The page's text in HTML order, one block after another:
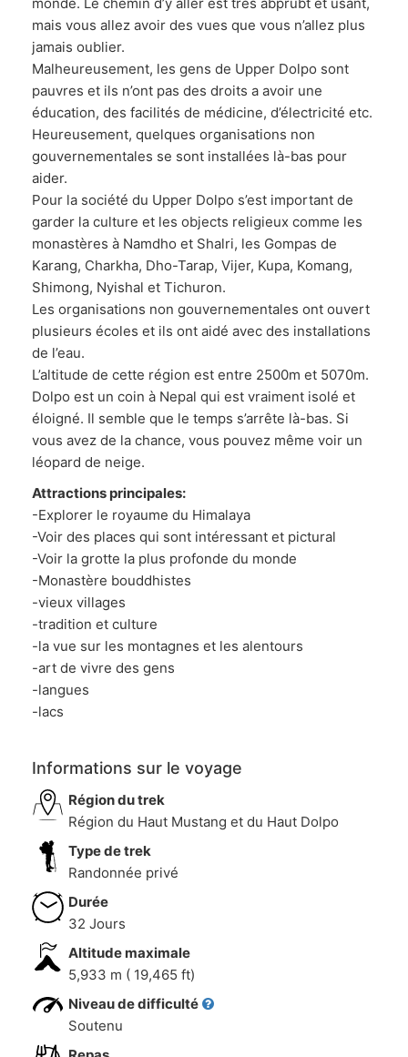
mais vous allez avoir des vues que vous n’allez plus
jamais oublier.
Malheureusement, les gens de Upper Dolpo sont
pauvres et ils n’ont pas des droits a avoir une
éducation, des facilités de médicine, d’électricité etc.
Heureusement, quelques organisations non
gouvernementales se sont installées là-bas pour
aider.
Pour la société du Upper Dolpo s’est important de
garder la culture et les objects religieux comme les
monastères à Namdho et Shalri, les Gompas de
Karang, Charkha, Dho-Tarap, Vijer, Kupa, Komang,
Shimong, Nyishal et Tichuron.
Les organisations non gouvernementales ont ouvert
plusieurs écoles et ils ont aidé avec des installations
de l’eau.
L’altitude de cette région est entre 2500m et 5070m.
Dolpo est un coin à Nepal qui est vraiment isolé et
éloigné. Il semble que le temps s’arrête là-bas. Si
vous avez de la chance, vous pouvez même voir un
léopard de neige.
Attractions principales:
-Explorer le royaume du Himalaya
-Voir des places qui sont intéressant et pictural
-Voir la grotte la plus profonde du monde
-Monastère bouddhistes
-vieux villages
-tradition et culture
-la vue sur les montagnes et les alentours
-art de vivre des gens
-langues
-lacs
Informations sur le voyage
Région du trek
Région du Haut Mustang et du Haut Dolpo
Type de trek
Randonnée privé
Durée
32 Jours
Altitude maximale
5,933 m ( 19,465 ft)
Niveau de difficulté
Soutenu